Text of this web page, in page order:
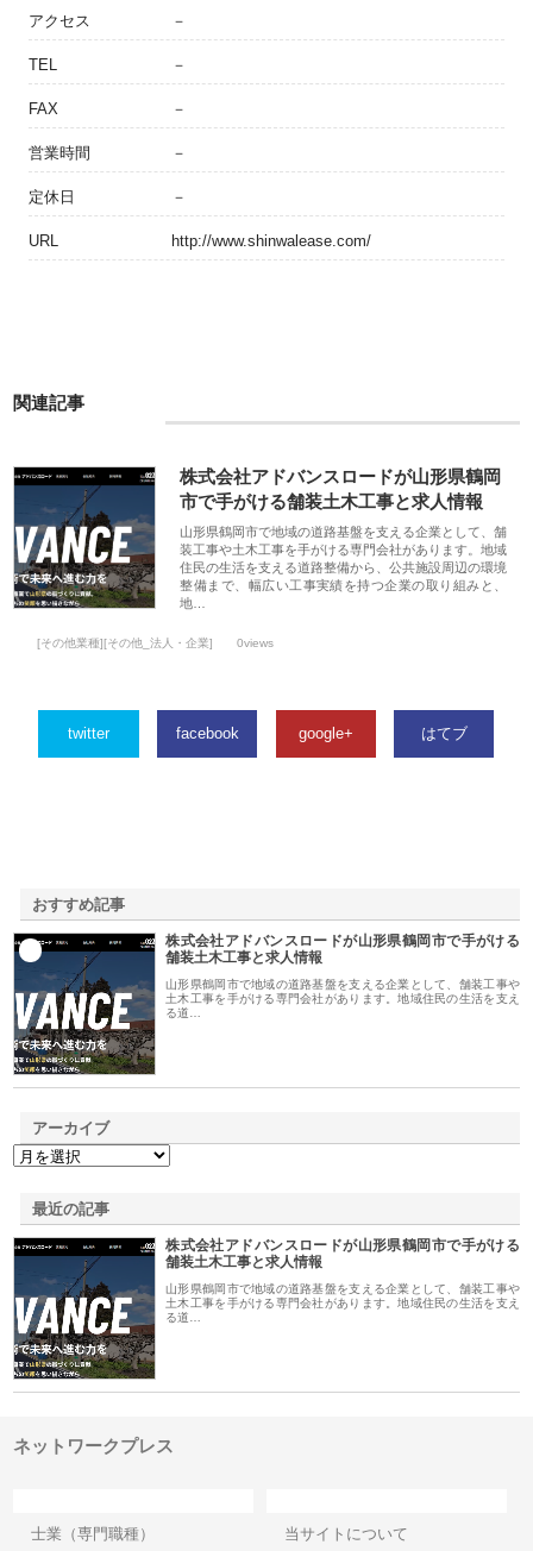
アクセス －
TEL －
FAX －
営業時間 －
定休日 －
URL http://www.shinwalease.com/
関連記事
株式会社アドバンスロードが山形県鶴岡
市で手がける舗装土木工事と求人情報
山形県鶴岡市で地域の道路基盤を支える企業として、舗
装工事や土木工事を手がける専門会社があります。地域
住民の生活を支える道路整備から、公共施設周辺の環境
整備まで、幅広い工事実績を持つ企業の取り組みと、
地…
[その他業種][その他_法人・企業] 0views
twitter facebook google+ はてブ
おすすめ記事
株式会社アドバンスロードが山形県鶴岡市で手がける
舗装土木工事と求人情報
山形県鶴岡市で地域の道路基盤を支える企業として、舗装工事や
土木工事を手がける専門会社があります。地域住民の生活を支え
る道…
アーカイブ
最近の記事
株式会社アドバンスロードが山形県鶴岡市で手がける
舗装土木工事と求人情報
山形県鶴岡市で地域の道路基盤を支える企業として、舗装工事や
土木工事を手がける専門会社があります。地域住民の生活を支え
る道…
ネットワークプレス
士業（専門職種）
当サイトについて